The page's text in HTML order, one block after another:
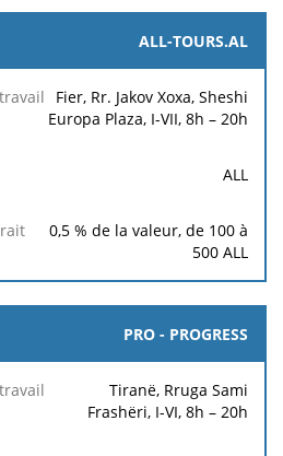
ALL-TOURS.AL
Fier, Rr. Jakov Xoxa, Sheshi
Europa Plaza, I-VII, 8h – 20h
ALL
0,5 % de la valeur, de 100 à
500 ALL
PRO - PROGRESS
Tiranë, Rruga Sami
Frashëri, I-VI, 8h – 20h